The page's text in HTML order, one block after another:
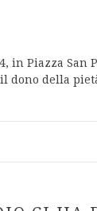
in Piazza San
dono della